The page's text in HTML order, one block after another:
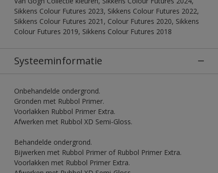
Sikkens Colour Futures 2023, Sikkens Colour Futures 2022,
Sikkens Colour Futures 2021, Colour Futures 2020, Sikkens
Colour Futures 2019, Sikkens Colour Futures 2018
Systeeminformatie
Onbehandelde ondergrond.
Gronden met Rubbol Primer.
Voorlakken Rubbol Primer Extra.
Afwerken met Rubbol XD Semi-Gloss.
Behandelde ondergrond.
Bijwerken met Rubbol Primer of Rubbol Primer Extra.
Voorlakken met Rubbol Primer Extra.